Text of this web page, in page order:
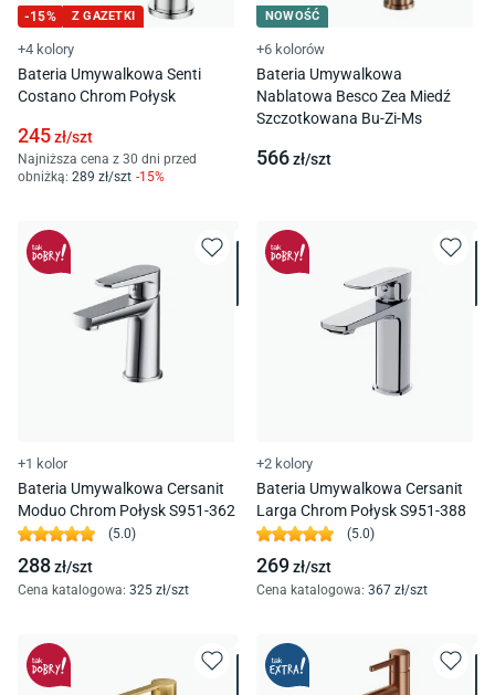
-15% Z GAZETKI
+4 kolory
Bateria Umywalkowa Senti
Costano Chrom Połysk
245zł/szt
Najniższa cena z 30 dni przed
obniżką: 289 zł/szt -15%
NOWOŚĆ
+6 kolorów
Bateria Umywalkowa
Nablatowa Besco Zea Miedź
Szczotkowana Bu-Zi-Ms
566zł/szt
+1 kolor
Bateria Umywalkowa Cersanit
Moduo Chrom Połysk S951-362
(5.0)
288zł/szt
Cena katalogowa: 325 zł/szt
+2 kolory
Bateria Umywalkowa Cersanit
Larga Chrom Połysk S951-388
(5.0)
269zł/szt
Cena katalogowa: 367 zł/szt